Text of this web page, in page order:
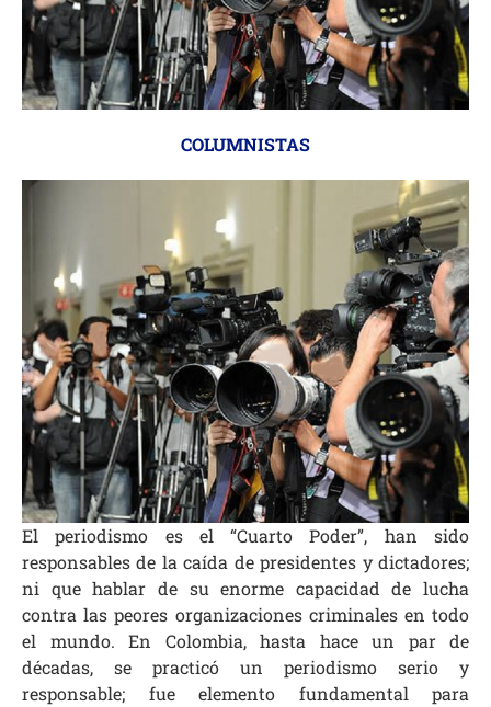
COLUMNISTAS
El periodismo es el “Cuarto Poder”, han sido
responsables de la caída de presidentes y dictadores;
ni que hablar de su enorme capacidad de lucha
contra las peores organizaciones criminales en todo
el mundo. En Colombia, hasta hace un par de
décadas, se practicó un periodismo serio y
responsable; fue elemento fundamental para